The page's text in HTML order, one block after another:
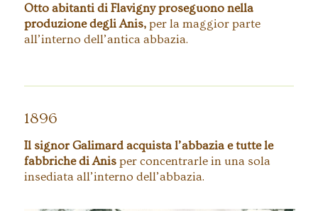
Otto abitanti di Flavigny proseguono nella
produzione degli Anis, per la maggior parte
all’interno dell’antica abbazia.
1896
Il signor Galimard acquista l’abbazia e tutte le
fabbriche di Anis per concentrarle in una sola
insediata all’interno dell’abbazia.